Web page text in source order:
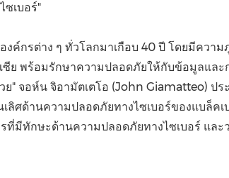
เบอร์"
ค์กรต่าง ๆ ทั่วโลกมาเกือบ 40 ปี โดยมีควา
ซีย พร้อมรักษาความปลอดภัยให้กับข้อมูลแล
" จอห์น จิอามัตเตโอ (John Giamatteo) ปร
ลิศด้านความปลอดภัยทางไซเบอร์ของแบล็ค
มีทักษะด้านความปลอดภัยทางไซเบอร์ แล